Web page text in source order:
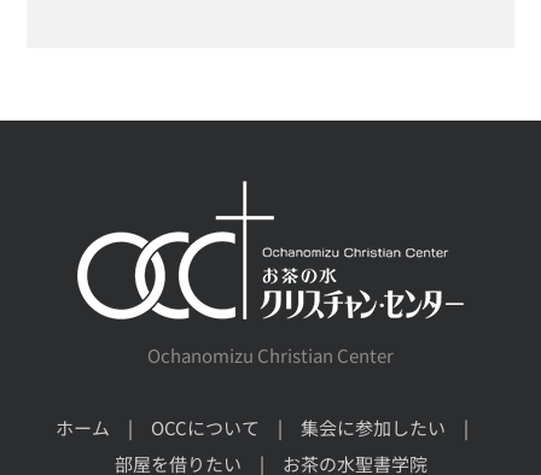
Ochanomizu Christian Center
ホーム OCCについて
集会に参加したい
部屋を借りたい
お茶の水聖書学院